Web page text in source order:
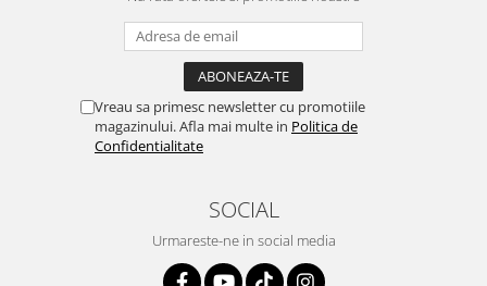
Vreau sa primesc newsletter cu promotiile
magazinului. Afla mai multe in Politica de
Confidentialitate
SOCIAL
Urmareste-ne in social media